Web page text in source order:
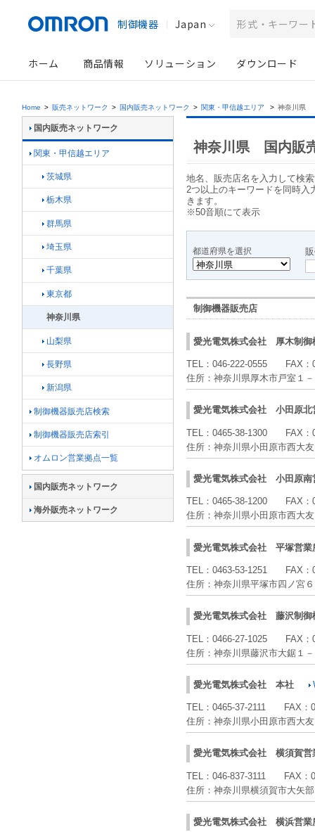
制御機器 Japan
ホーム 商品情報 ソリューション ダウンロード
Home > 販売ネットワーク > 国内販売ネットワーク > 関東・甲信越エリア > 神奈川県
国内販売ネットワーク
関東・甲信越エリア
茨城県
栃木県
群馬県
埼玉県
千葉県
東京都
神奈川県
山梨県
長野県
新潟県
制御機器販売店検索
制御機器販売店索引
オムロン営業拠点一覧
国内販売ネットワーク
海外販売ネットワーク
神奈川県 国内販
地名、販売店名を入力して検
2つ以上のキーワードを同時入
きます。
※50音順にて表示
都道府県を選択
制御機器販売店
愛光電気株式会社 厚木制御
TEL： 046-222-0555 FAX：
住所： 神奈川県厚木市戸室１
愛光電気株式会社 小田原北
TEL： 0465-38-1300 FAX：
住所： 神奈川県小田原市西大
愛光電気株式会社 小田原南
TEL： 0465-38-1200 FAX：
住所： 神奈川県小田原市西大
愛光電気株式会社 平塚営業
TEL： 0463-53-1251 FAX：
住所： 神奈川県平塚市四ノ宮
愛光電気株式会社 藤沢制御
TEL： 0466-27-1025 FAX：
住所： 神奈川県藤沢市大鋸１
愛光電気株式会社 本社
TEL： 0465-37-2111 FAX：
住所： 神奈川県小田原市西大
愛光電気株式会社 横須賀営
TEL： 046-837-3111 FAX：
住所： 神奈川県横須賀市大矢
愛光電気株式会社 横浜営業